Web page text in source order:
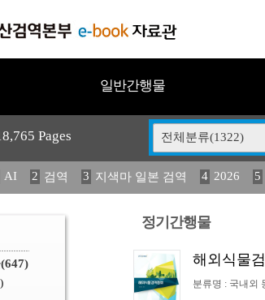
일반간행물
Pages 전체분류(1322)
AI 2 검역 3 지색마 일본 검역 4 2026 5
2025 12 중독성 식물 도감 13 (2013년도)
(647)
정기간행물
해외식물
분류명 : 국내외